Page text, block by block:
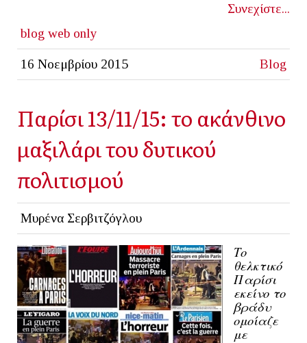
Συνεχίστε...
blog web only
16 Νοεμβρίου 2015 Blog
Παρίσι 13/11/15: το ακάνθινο
μαξιλάρι του δυτικού
πολιτισμού
Μυρένα Σερβιτζόγλου
Το
θελκτικό
Παρίσι
εκείνο το
βράδυ
ομοίαζε
με